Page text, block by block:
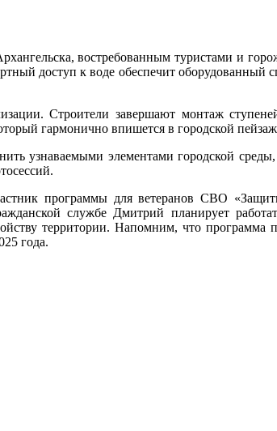
востребованным туристами и
доступ к воде обеспечит
Строители завершают монтаж
гармонично впишется в городской
узнаваемыми элементами городской
программы для ветеранов СВО
службе Дмитрий планирует
территории. Напомним, что программа
года.